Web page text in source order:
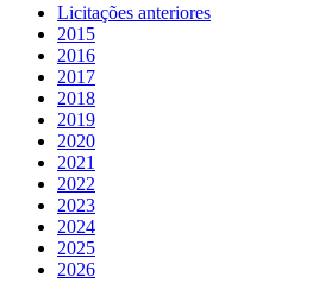
Licitações anteriores
2015
2016
2017
2018
2019
2020
2021
2022
2023
2024
2025
2026